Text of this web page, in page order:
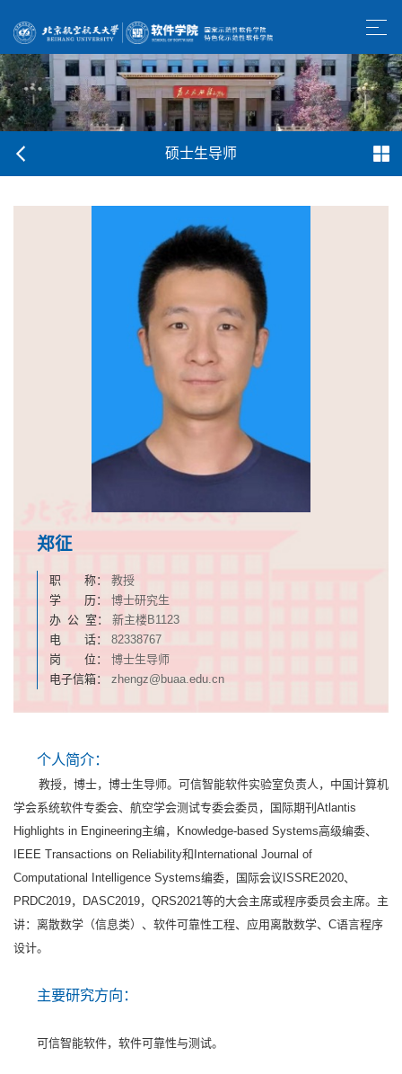
硕士生导师
郑征
职 称： 教授
学 历： 博士研究生
办 公 室： 新主楼B1123
电 话： 82338767
岗 位： 博士生导师
电子信箱： zhengz@buaa.edu.cn
个人简介：
教授，博士，博士生导师。可信智能软件实验室负责人，中国计算机
学会系统软件专委会、航空学会测试专委会委员，国际期刊Atlantis
Highlights in Engineering主编，Knowledge-based Systems高级编委、
IEEE Transactions on Reliability和International Journal of
Computational Intelligence Systems编委，国际会议ISSRE2020、
PRDC2019，DASC2019，QRS2021等的大会主席或程序委员会主席。主
讲：离散数学（信息类）、软件可靠性工程、应用离散数学、C语言程序
设计。
主要研究方向：
可信智能软件，软件可靠性与测试。